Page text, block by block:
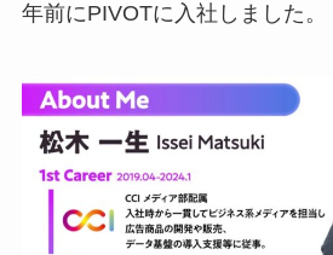
年前にPIVOTに入社しました。